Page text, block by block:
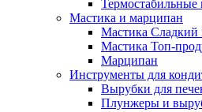
Термостабильные
Мастика и марципан
Мастика Сладкий
Мастика Топ-
Марципан
Инструменты для
Вырубки для
Плунжеры и